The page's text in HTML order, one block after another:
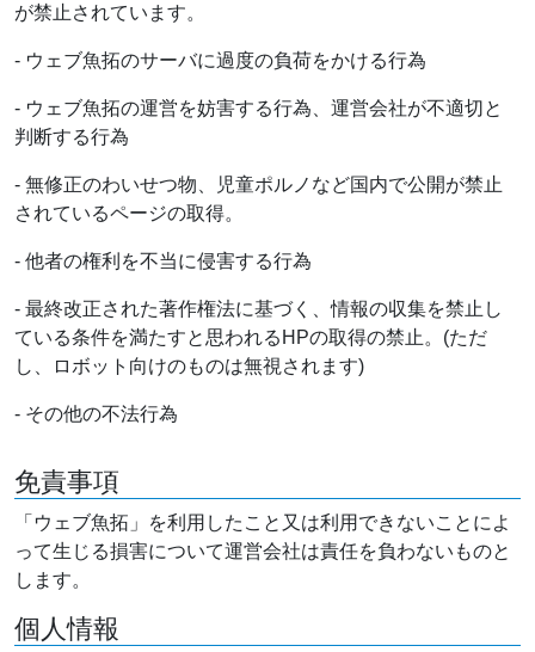
が禁止されています。
- ウェブ魚拓のサーバに過度の負荷をかける行為
- ウェブ魚拓の運営を妨害する行為、運営会社が不適切と
判断する行為
- 無修正のわいせつ物、児童ポルノなど国内で公開が禁止
されているページの取得。
- 他者の権利を不当に侵害する行為
- 最終改正された著作権法に基づく、情報の収集を禁止し
ている条件を満たすと思われるHPの取得の禁止。(ただ
し、ロボット向けのものは無視されます)
- その他の不法行為
免責事項
「ウェブ魚拓」を利用したこと又は利用できないことによ
って生じる損害について運営会社は責任を負わないものと
します。
個人情報